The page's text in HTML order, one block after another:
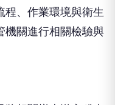
程、作業環境與衛生
機關進行相關檢驗與